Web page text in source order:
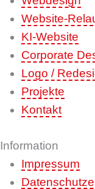
Website-
KI-Website
Corporate
Logo /
Projekte
Kontakt
Information
Impressum